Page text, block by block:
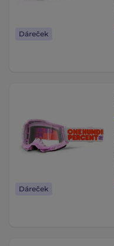
Dáreček
Dáreček